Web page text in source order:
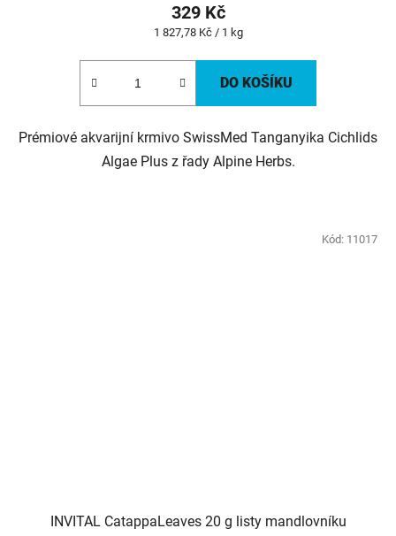
329 Kč
Měrná
1 827,78 Kč / 1 kg
DO KOŠÍKU
Prémiové akvarijní krmivo SwissMed Tanganyika Cichlids
Algae Plus z řady Alpine Herbs.
INVITAL CatappaLeaves 20 g listy mandlovníku
Kód: 11017